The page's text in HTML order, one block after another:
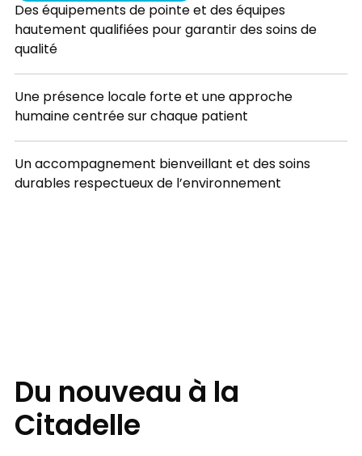
Des équipements de pointe et des équipes
hautement qualifiées pour garantir des soins de
qualité
Une présence locale forte et une approche
humaine centrée sur chaque patient
Un accompagnement bienveillant et des soins
durables respectueux de l’environnement
Du nouveau à la
Citadelle